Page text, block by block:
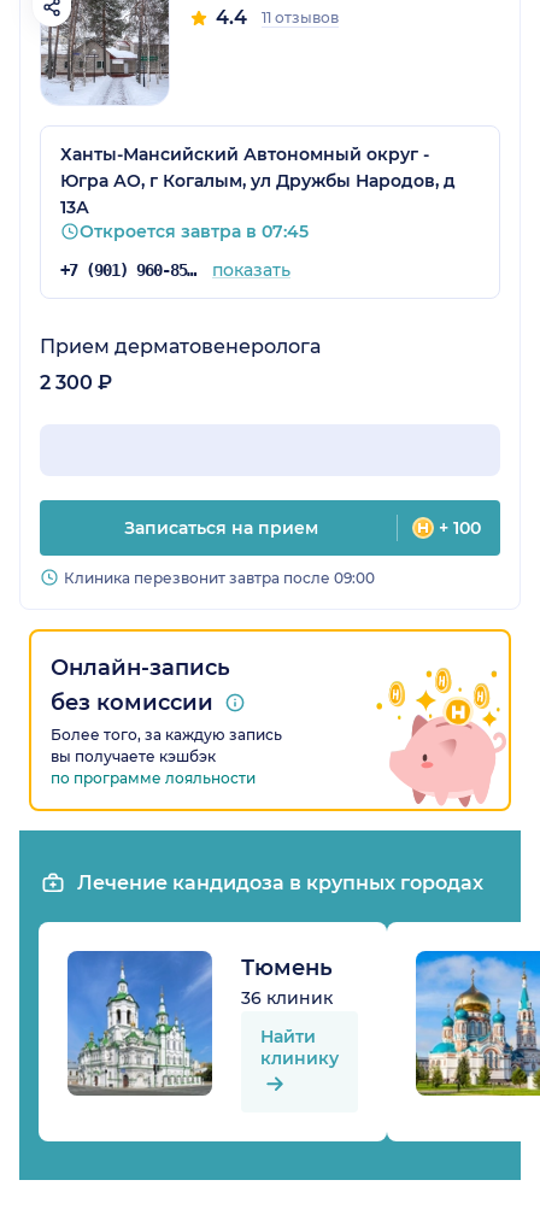
4.4 11 отзывов
Ханты-Мансийский Автономный округ -
Югра АО, г Когалым, ул Дружбы Народов, д
13А
Откроется завтра в 07:45
+7 (901) 960-85-46 показать
Прием дерматовенеролога
2 300 ₽
Записаться на прием + 100
Клиника перезвонит завтра после 09:00
Онлайн-запись
без комиссии
Более того, за каждую запись
вы получаете кэшбэк
по программе лояльности
Лечение кандидоза в крупных городах
Тюмень
36 клиник
Найти
клинику